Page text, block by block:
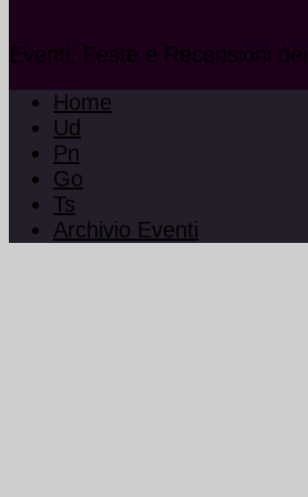
Eventi, Feste e Recensioni
Home
Ud
Pn
Go
Ts
Archivio Eventi